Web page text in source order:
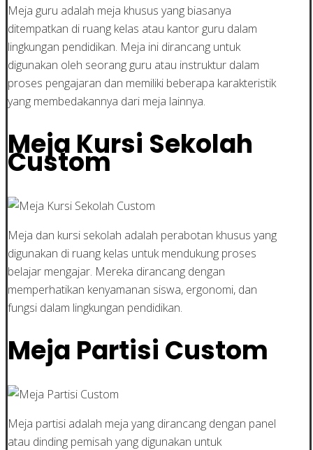
Meja guru adalah meja khusus yang biasanya
ditempatkan di ruang kelas atau kantor guru dalam
lingkungan pendidikan. Meja ini dirancang untuk
digunakan oleh seorang guru atau instruktur dalam
proses pengajaran dan memiliki beberapa karakteristik
yang membedakannya dari meja lainnya.
Meja Kursi Sekolah
Custom
Meja dan kursi sekolah adalah perabotan khusus yang
digunakan di ruang kelas untuk mendukung proses
belajar mengajar. Mereka dirancang dengan
memperhatikan kenyamanan siswa, ergonomi, dan
fungsi dalam lingkungan pendidikan.
Meja Partisi Custom
Meja partisi adalah meja yang dirancang dengan panel
atau dinding pemisah yang digunakan untuk